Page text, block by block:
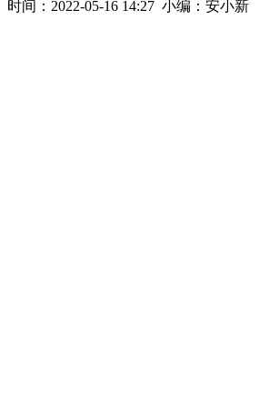
时间：2022-05-16 14:27 小编：安小新